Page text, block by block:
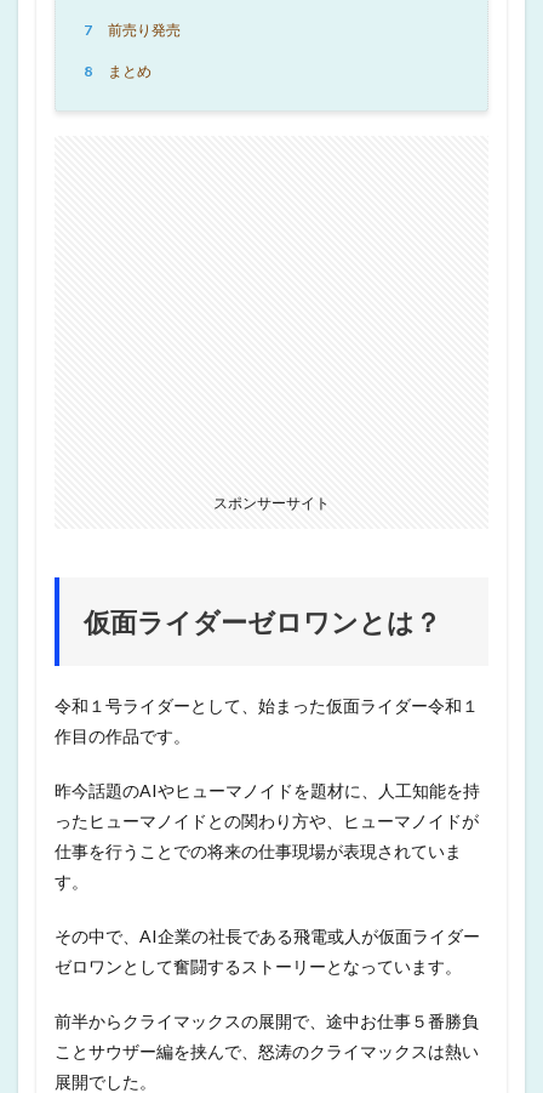
7 前売り発売
8 まとめ
スポンサーサイト
仮面ライダーゼロワンとは？
令和１号ライダーとして、始まった仮面ライダー令和１
作目の作品です。
昨今話題のAIやヒューマノイドを題材に、人工知能を持
ったヒューマノイドとの関わり方や、ヒューマノイドが
仕事を行うことでの将来の仕事現場が表現されていま
す。
その中で、AI企業の社長である飛電或人が仮面ライダー
ゼロワンとして奮闘するストーリーとなっています。
前半からクライマックスの展開で、途中お仕事５番勝負
ことサウザー編を挟んで、怒涛のクライマックスは熱い
展開でした。